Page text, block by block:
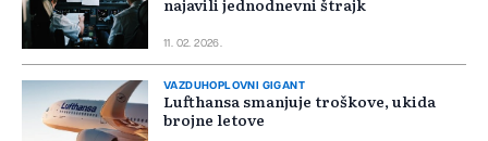
najavili jednodnevni štrajk
11. 02. 2026.
VAZDUHOPLOVNI GIGANT
Lufthansa smanjuje troškove, ukida
brojne letove